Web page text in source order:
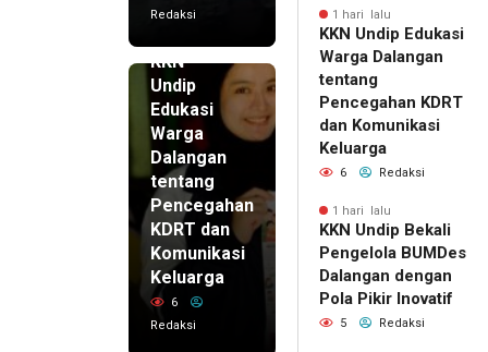
Redaksi
KKN
Undip
Edukasi
Warga
Dalangan
tentang
Pencegahan
KDRT dan
Komunikasi
Keluarga
6
Redaksi
1 hari lalu
KKN Undip Edukasi
Warga Dalangan
tentang
Pencegahan KDRT
dan Komunikasi
Keluarga
6 Redaksi
1 hari lalu
KKN Undip Bekali
Pengelola BUMDes
Dalangan dengan
Pola Pikir Inovatif
5 Redaksi